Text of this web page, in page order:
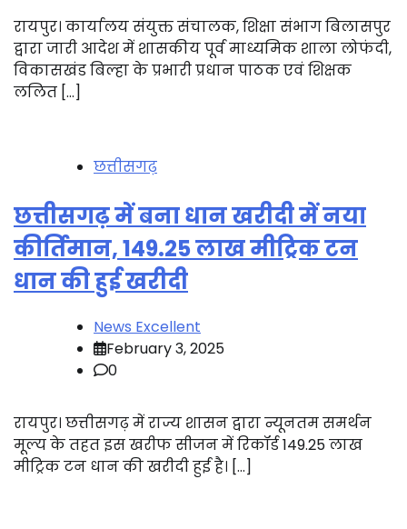
रायपुर। कार्यालय संयुक्त संचालक, शिक्षा संभाग बिलासपुर
द्वारा जारी आदेश में शासकीय पूर्व माध्यमिक शाला लोफंदी,
विकासखंड बिल्हा के प्रभारी प्रधान पाठक एवं शिक्षक
ललित […]
छत्तीसगढ़
छत्तीसगढ़ में बना धान खरीदी में नया
कीर्तिमान, 149.25 लाख मीट्रिक टन
धान की हुई खरीदी
News Excellent
February 3, 2025
0
रायपुर। छत्तीसगढ़ में राज्य शासन द्वारा न्यूनतम समर्थन
मूल्य के तहत इस खरीफ सीजन में रिकॉर्ड 149.25 लाख
मीट्रिक टन धान की खरीदी हुई है। […]